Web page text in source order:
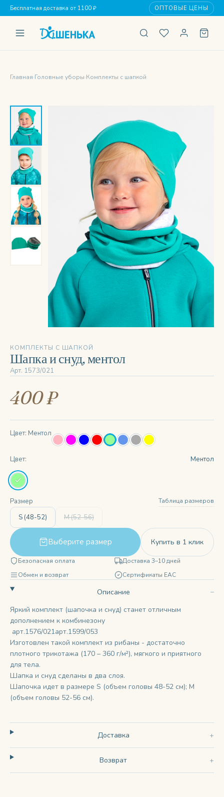
Бесплатная доставка от 1100 ₽ ОПТОВЫЕ ЦЕНЫ
Главная›Головные уборы›Комплекты с шапкой
‹ ›
КОМПЛЕКТЫ С ШАПКОЙ
Шапка и снуд, ментол
Арт. 1573/021
400 ₽
Цвет: Ментол
Цвет: Ментол
Размер Таблица размеров
S (48-52) M (52-56)
Выберите размер Купить в 1 клик
Безопасная оплата
Доставка 3–10 дней
Обмен и возврат
Сертификаты ЕАС
Описание
Яркий комплект (шапочка и снуд) станет отличным
дополнением к комбинезону
арт.1576/021арт.1599/053
Изготовлен такой комплект из рибаны - достаточно
плотного трикотажа (170 – 360 г/м²), мягкого и приятного
для тела.
Шапка и снуд сделаны в два слоя.
Шапочка идет в размере S (объем головы 48-52 см); M
(объем головы 52-56 см).
Доставка
Возврат